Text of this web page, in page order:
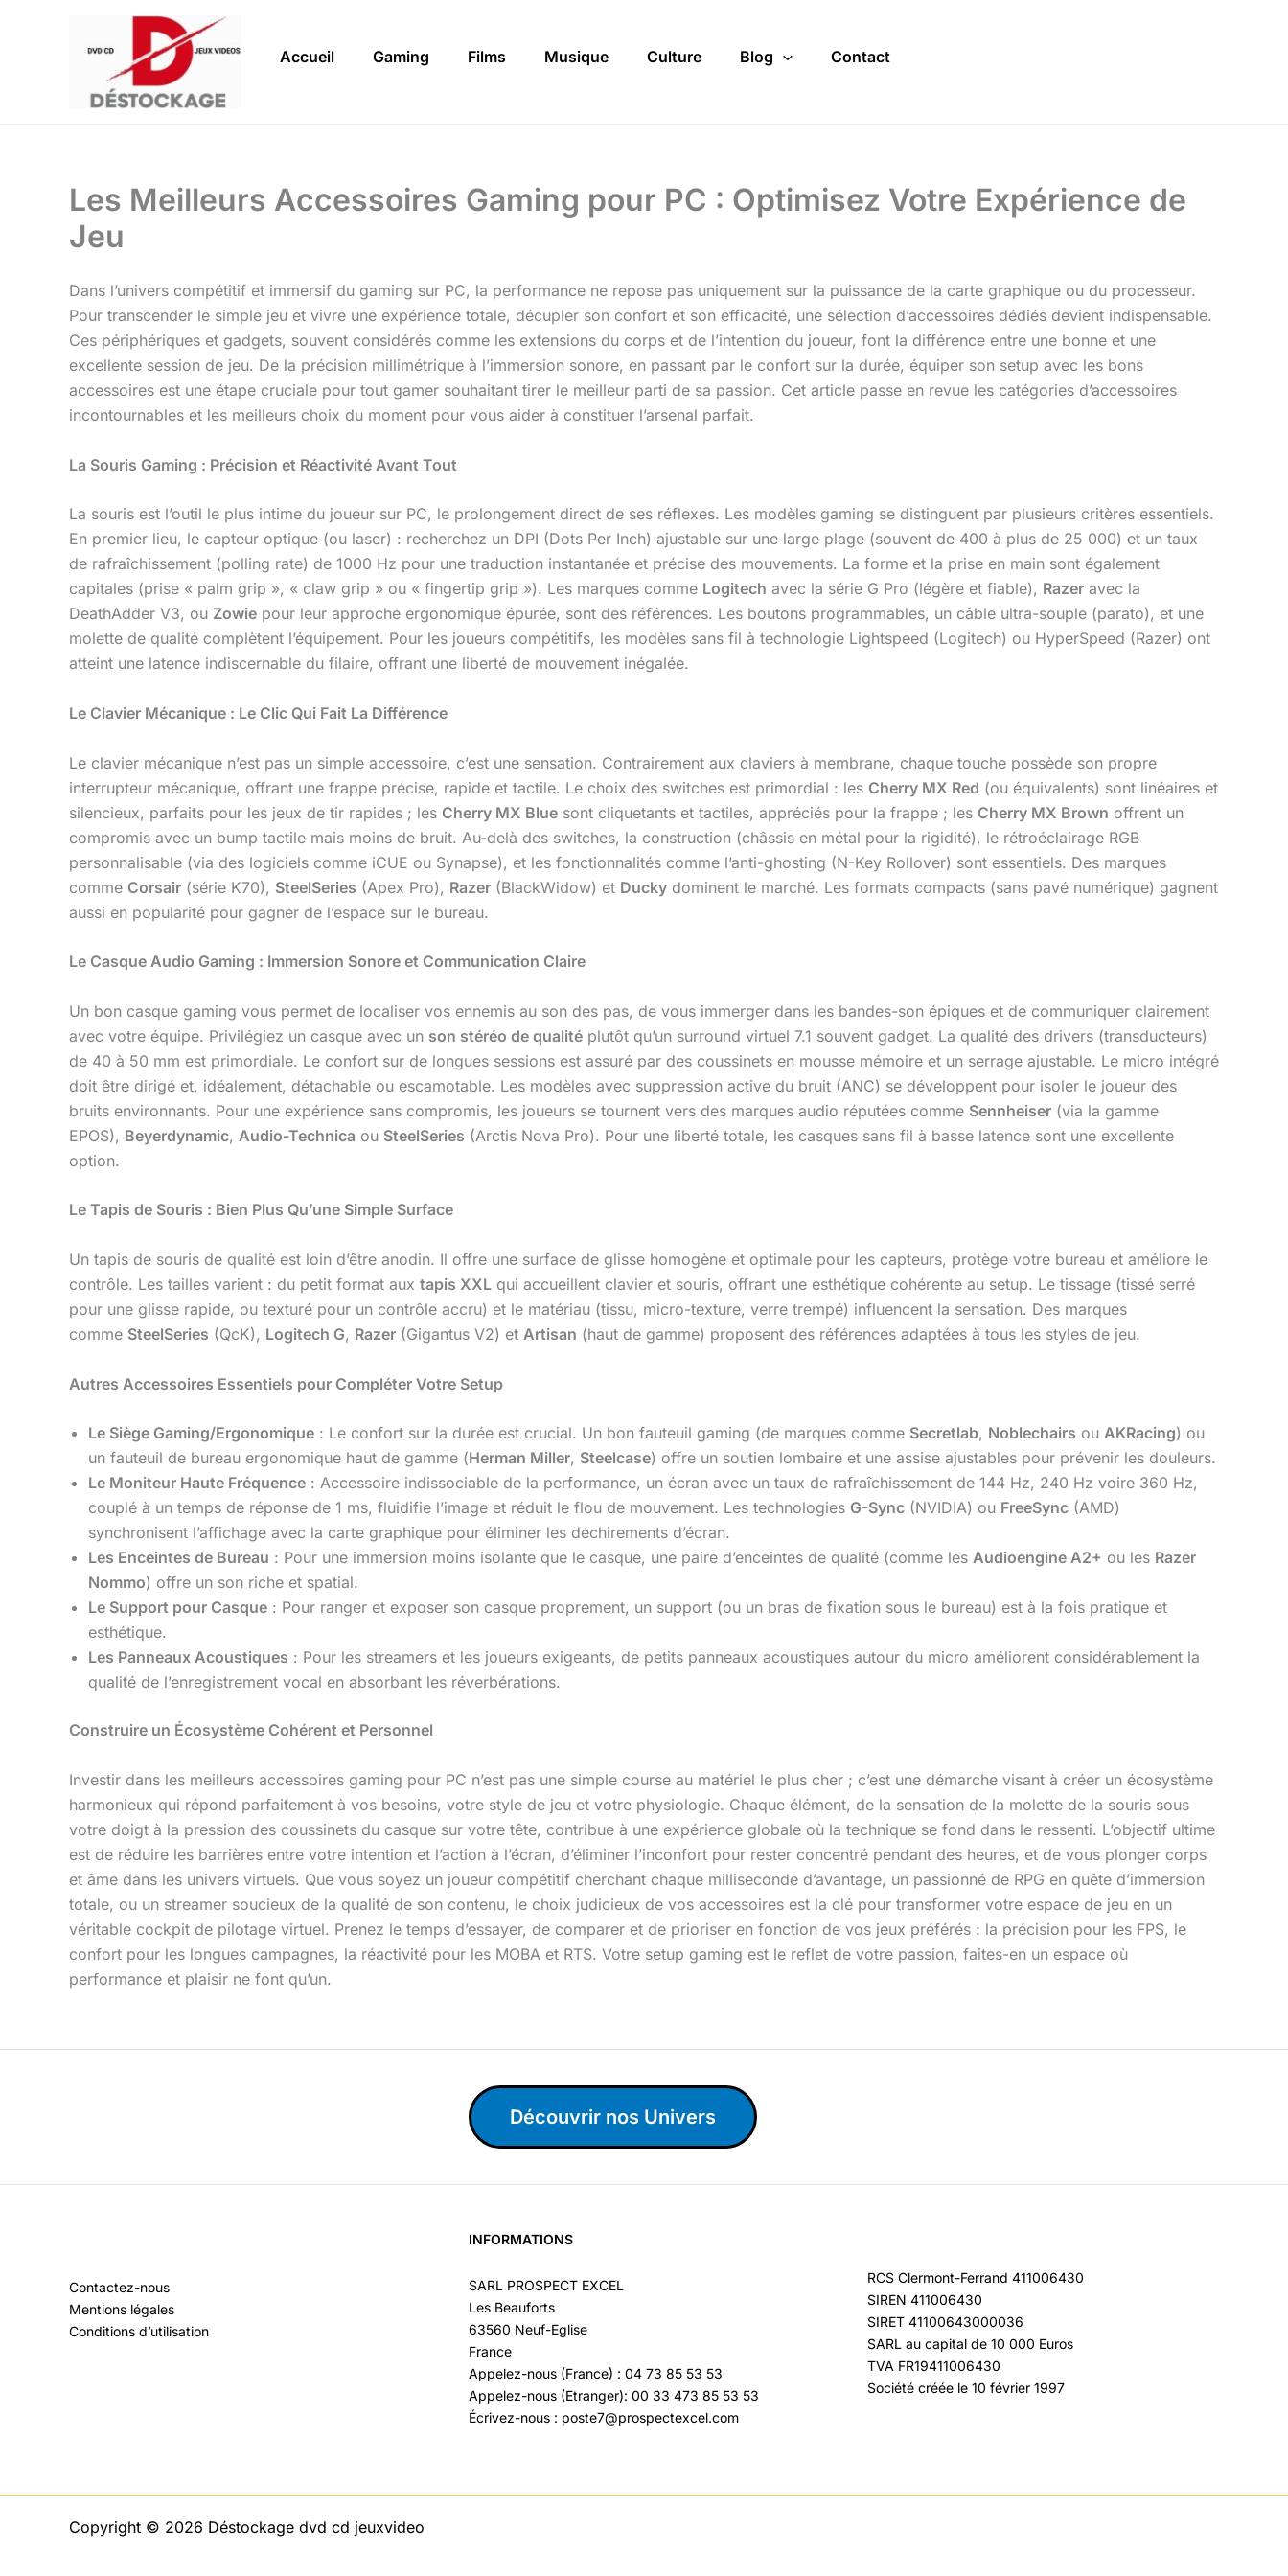
Accueil Gaming Films Musique Culture Blog Contact
Les Meilleurs Accessoires Gaming pour PC : Optimisez Votre Expérience de
Jeu
Dans l’univers compétitif et immersif du gaming sur PC, la performance ne repose pas uniquement sur la puissance de la carte graphique ou du processeur.
Pour transcender le simple jeu et vivre une expérience totale, décupler son confort et son efficacité, une sélection d’accessoires dédiés devient indispensable.
Ces périphériques et gadgets, souvent considérés comme les extensions du corps et de l’intention du joueur, font la différence entre une bonne et une
excellente session de jeu. De la précision millimétrique à l’immersion sonore, en passant par le confort sur la durée, équiper son setup avec les bons
accessoires est une étape cruciale pour tout gamer souhaitant tirer le meilleur parti de sa passion. Cet article passe en revue les catégories d’accessoires
incontournables et les meilleurs choix du moment pour vous aider à constituer l’arsenal parfait.
La Souris Gaming : Précision et Réactivité Avant Tout
La souris est l’outil le plus intime du joueur sur PC, le prolongement direct de ses réflexes. Les modèles gaming se distinguent par plusieurs critères essentiels.
En premier lieu, le capteur optique (ou laser) : recherchez un DPI (Dots Per Inch) ajustable sur une large plage (souvent de 400 à plus de 25 000) et un taux
de rafraîchissement (polling rate) de 1000 Hz pour une traduction instantanée et précise des mouvements. La forme et la prise en main sont également
capitales (prise « palm grip », « claw grip » ou « fingertip grip »). Les marques comme Logitech avec la série G Pro (légère et fiable), Razer avec la
DeathAdder V3, ou Zowie pour leur approche ergonomique épurée, sont des références. Les boutons programmables, un câble ultra-souple (parato), et une
molette de qualité complètent l’équipement. Pour les joueurs compétitifs, les modèles sans fil à technologie Lightspeed (Logitech) ou HyperSpeed (Razer) ont
atteint une latence indiscernable du filaire, offrant une liberté de mouvement inégalée.
Le Clavier Mécanique : Le Clic Qui Fait La Différence
Le clavier mécanique n’est pas un simple accessoire, c’est une sensation. Contrairement aux claviers à membrane, chaque touche possède son propre
interrupteur mécanique, offrant une frappe précise, rapide et tactile. Le choix des switches est primordial : les Cherry MX Red (ou équivalents) sont linéaires et
silencieux, parfaits pour les jeux de tir rapides ; les Cherry MX Blue sont cliquetants et tactiles, appréciés pour la frappe ; les Cherry MX Brown offrent un
compromis avec un bump tactile mais moins de bruit. Au-delà des switches, la construction (châssis en métal pour la rigidité), le rétroéclairage RGB
personnalisable (via des logiciels comme iCUE ou Synapse), et les fonctionnalités comme l’anti-ghosting (N-Key Rollover) sont essentiels. Des marques
comme Corsair (série K70), SteelSeries (Apex Pro), Razer (BlackWidow) et Ducky dominent le marché. Les formats compacts (sans pavé numérique) gagnent
aussi en popularité pour gagner de l’espace sur le bureau.
Le Casque Audio Gaming : Immersion Sonore et Communication Claire
Un bon casque gaming vous permet de localiser vos ennemis au son des pas, de vous immerger dans les bandes-son épiques et de communiquer clairement
avec votre équipe. Privilégiez un casque avec un son stéréo de qualité plutôt qu’un surround virtuel 7.1 souvent gadget. La qualité des drivers (transducteurs)
de 40 à 50 mm est primordiale. Le confort sur de longues sessions est assuré par des coussinets en mousse mémoire et un serrage ajustable. Le micro intégré
doit être dirigé et, idéalement, détachable ou escamotable. Les modèles avec suppression active du bruit (ANC) se développent pour isoler le joueur des
bruits environnants. Pour une expérience sans compromis, les joueurs se tournent vers des marques audio réputées comme Sennheiser (via la gamme
EPOS), Beyerdynamic, Audio-Technica ou SteelSeries (Arctis Nova Pro). Pour une liberté totale, les casques sans fil à basse latence sont une excellente
option.
Le Tapis de Souris : Bien Plus Qu’une Simple Surface
Un tapis de souris de qualité est loin d’être anodin. Il offre une surface de glisse homogène et optimale pour les capteurs, protège votre bureau et améliore le
contrôle. Les tailles varient : du petit format aux tapis XXL qui accueillent clavier et souris, offrant une esthétique cohérente au setup. Le tissage (tissé serré
pour une glisse rapide, ou texturé pour un contrôle accru) et le matériau (tissu, micro-texture, verre trempé) influencent la sensation. Des marques
comme SteelSeries (QcK), Logitech G, Razer (Gigantus V2) et Artisan (haut de gamme) proposent des références adaptées à tous les styles de jeu.
Autres Accessoires Essentiels pour Compléter Votre Setup
Le Siège Gaming/Ergonomique : Le confort sur la durée est crucial. Un bon fauteuil gaming (de marques comme Secretlab, Noblechairs ou AKRacing) ou
un fauteuil de bureau ergonomique haut de gamme (Herman Miller, Steelcase) offre un soutien lombaire et une assise ajustables pour prévenir les douleurs.
Le Moniteur Haute Fréquence : Accessoire indissociable de la performance, un écran avec un taux de rafraîchissement de 144 Hz, 240 Hz voire 360 Hz,
couplé à un temps de réponse de 1 ms, fluidifie l’image et réduit le flou de mouvement. Les technologies G-Sync (NVIDIA) ou FreeSync (AMD)
synchronisent l’affichage avec la carte graphique pour éliminer les déchirements d’écran.
Les Enceintes de Bureau : Pour une immersion moins isolante que le casque, une paire d’enceintes de qualité (comme les Audioengine A2+ ou les Razer
Nommo) offre un son riche et spatial.
Le Support pour Casque : Pour ranger et exposer son casque proprement, un support (ou un bras de fixation sous le bureau) est à la fois pratique et
esthétique.
Les Panneaux Acoustiques : Pour les streamers et les joueurs exigeants, de petits panneaux acoustiques autour du micro améliorent considérablement la
qualité de l’enregistrement vocal en absorbant les réverbérations.
Construire un Écosystème Cohérent et Personnel
Investir dans les meilleurs accessoires gaming pour PC n’est pas une simple course au matériel le plus cher ; c’est une démarche visant à créer un écosystème
harmonieux qui répond parfaitement à vos besoins, votre style de jeu et votre physiologie. Chaque élément, de la sensation de la molette de la souris sous
votre doigt à la pression des coussinets du casque sur votre tête, contribue à une expérience globale où la technique se fond dans le ressenti. L’objectif ultime
est de réduire les barrières entre votre intention et l’action à l’écran, d’éliminer l’inconfort pour rester concentré pendant des heures, et de vous plonger corps
et âme dans les univers virtuels. Que vous soyez un joueur compétitif cherchant chaque milliseconde d’avantage, un passionné de RPG en quête d’immersion
totale, ou un streamer soucieux de la qualité de son contenu, le choix judicieux de vos accessoires est la clé pour transformer votre espace de jeu en un
véritable cockpit de pilotage virtuel. Prenez le temps d’essayer, de comparer et de prioriser en fonction de vos jeux préférés : la précision pour les FPS, le
confort pour les longues campagnes, la réactivité pour les MOBA et RTS. Votre setup gaming est le reflet de votre passion, faites-en un espace où
performance et plaisir ne font qu’un.
Découvrir nos Univers
Contactez-nous
Mentions légales
Conditions d’utilisation
INFORMATIONS
SARL PROSPECT EXCEL
Les Beauforts
63560 Neuf-Eglise
France
Appelez-nous (France) : 04 73 85 53 53
Appelez-nous (Etranger): 00 33 473 85 53 53
Écrivez-nous : poste7@prospectexcel.com
RCS Clermont-Ferrand 411006430
SIREN 411006430
SIRET 41100643000036
SARL au capital de 10 000 Euros
TVA FR19411006430
Société créée le 10 février 1997
Copyright © 2026 Déstockage dvd cd jeuxvideo